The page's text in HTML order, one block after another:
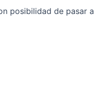
posibilidad de pasar